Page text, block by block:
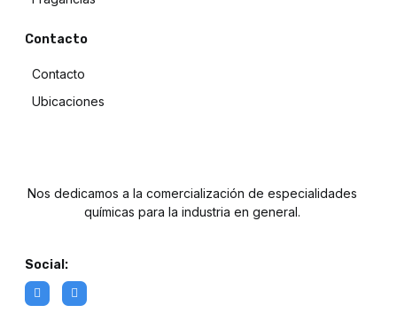
Contacto
Contacto
Ubicaciones
Nos dedicamos a la comercialización de especialidades
químicas para la industria en general.
Social: